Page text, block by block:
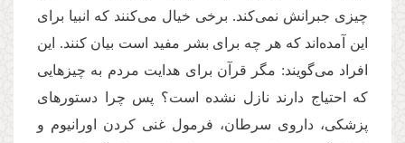
چیزی جبرانش نمی‌کند. برخی خیال می‌کنند که انبیا برای
این آمده‌اند که هر چه برای بشر مفید است بیان کنند. این‌
افراد می‌گویند: مگر قرآن برای هدایت مردم به چیزهایی
که احتیاج دارند نازل نشده است؟ پس چرا دستورهای
پزشکی، داروی سرطان، فرمول غنی کردن اورانیوم و